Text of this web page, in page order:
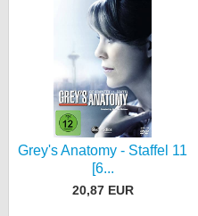
Grey's Anatomy - Staffel 11
[6...
20,87 EUR